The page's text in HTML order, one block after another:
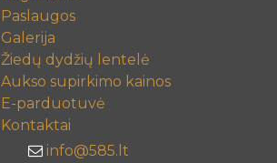
Paslaugos
Galerija
Žiedų dydžių lentelė
Aukso supirkimo kainos
E-parduotuvė
Kontaktai
info@585.lt